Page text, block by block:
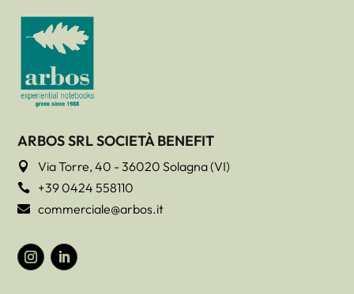
ARBOS SRL SOCIETÀ BENEFIT
 Via Torre, 40 - 36020 Solagna (VI)
 +39 0424 558110
 commerciale@arbos.it